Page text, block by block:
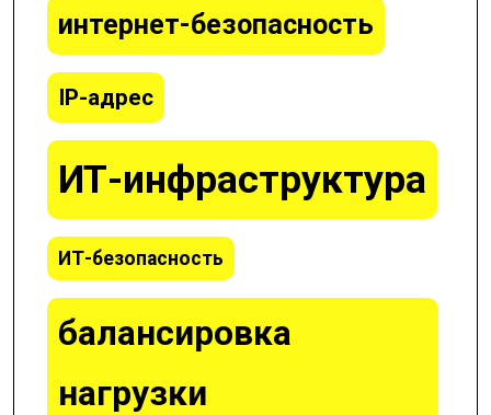
интернет-безопасность
IP-адрес
ИТ-инфраструктура
ИТ-безопасность
балансировка
нагрузки